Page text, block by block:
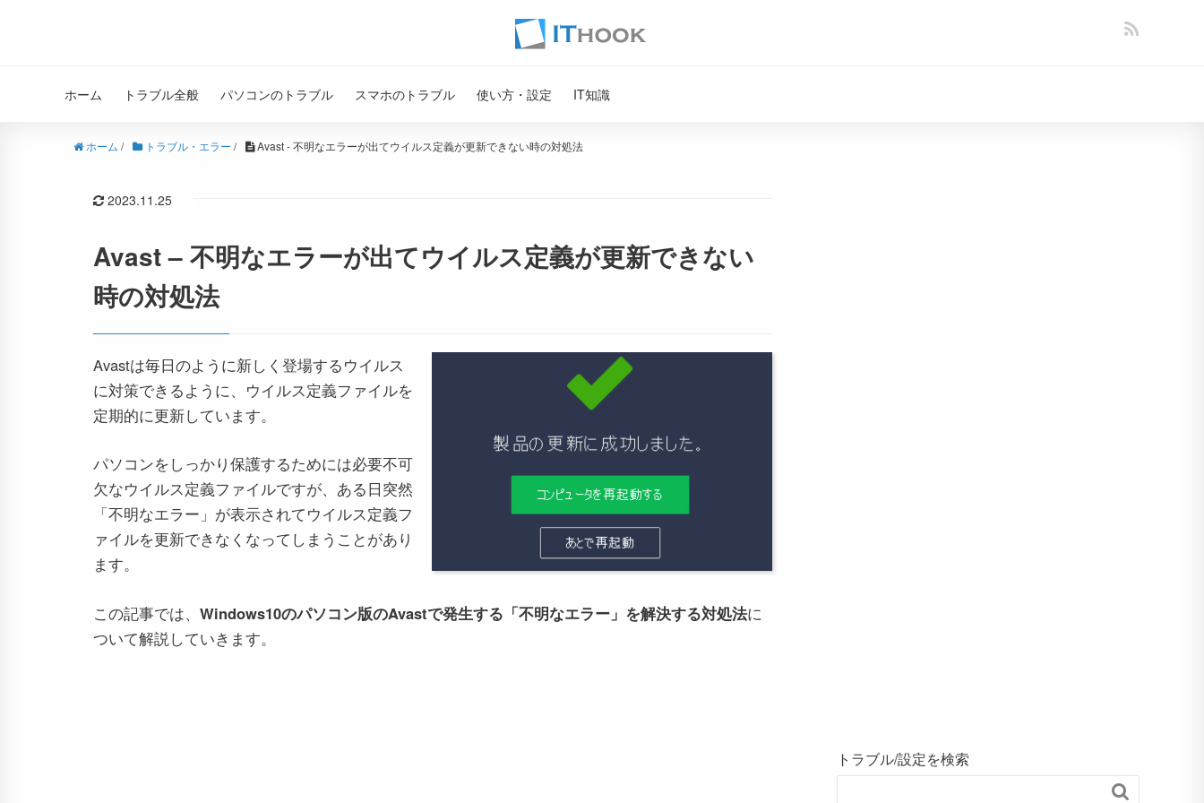
ホーム トラブル全般 パソコンのトラブル スマホのトラブル 使い方・設定 IT知識
ホーム / トラブル・エラー / Avast - 不明なエラーが出てウイルス定義が更新できない時の対処法
2023.11.25
Avast – 不明なエラーが出てウイルス定義が更新できない
時の対処法
Avastは毎日のように新しく登場するウイルス
に対策できるように、ウイルス定義ファイルを
定期的に更新しています。
パソコンをしっかり保護するためには必要不可
欠なウイルス定義ファイルですが、ある日突然
「不明なエラー」が表示されてウイルス定義フ
ァイルを更新できなくなってしまうことがあり
ます。
この記事では、 Windows10のパソコン版のAvastで発生する「不明なエラー」を解決する対処法に
ついて解説していきます。
トラブル/設定を検索
